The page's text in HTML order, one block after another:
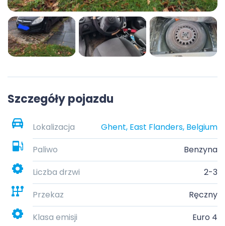
Szczegóły pojazdu
Lokalizacja
Ghent, East Flanders, Belgium
Paliwo
Benzyna
Liczba drzwi
2-3
Przekaz
Ręczny
Klasa emisji
Euro 4